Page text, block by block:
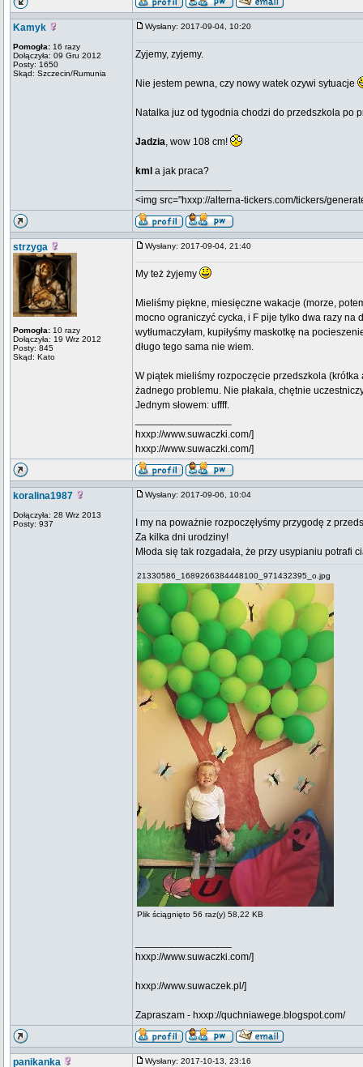
Kamyk
Pomogła: 16 razy
Dołączyła: 09 Gru 2012
Posty: 1650
Skąd: Szczecin/Rumunia
Wysłany: 2017-09-04, 10:20
Zyjemy, zyjemy.
Nie jestem pewna, czy nowy watek ozywi sytuacje
Natalka juz od tygodnia chodzi do przedszkola po
Jadzia, wow 108 cm!
kml a jak praca?
<img src="hxxp://alterna-tickers.com/tickers/
strzyga
Pomogła: 10 razy
Dołączyła: 19 Wrz 2012
Posty: 845
Skąd: Kato
Wysłany: 2017-09-04, 21:40
My też żyjemy
Mieliśmy piękne, miesięczne wakacje (morze,
mocno ograniczyć cycka, i F pije tylko dwa razy na
wytłumaczyłam, kupiłyśmy maskotkę na
długo tego sama nie wiem.
W piątek mieliśmy rozpoczęcie przedszkola
żadnego problemu. Nie płakała, chętnie
Jednym słowem: uffff.
hxxp://www.suwaczki.com/]
hxxp://www.suwaczki.com/]
koralina1987
Dołączyła: 28 Wrz 2013
Posty: 937
Wysłany: 2017-09-06, 10:04
I my na poważnie rozpoczęłyśmy przygodę z
Za kilka dni urodziny!
Młoda się tak rozgadała, że przy usypianiu
21330586_1689266384448100_971432395_o.jpg
Plik ściągnięto 56 raz(y) 58,22 KB
hxxp://www.suwaczki.com/]
hxxp://www.suwaczek.pl/]
Zapraszam - hxxp://quchniawege.blogspot.com/
panikanka Wysłany: 2017-10-13, 23:16